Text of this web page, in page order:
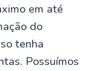
em até
do
tenha
Possuímos